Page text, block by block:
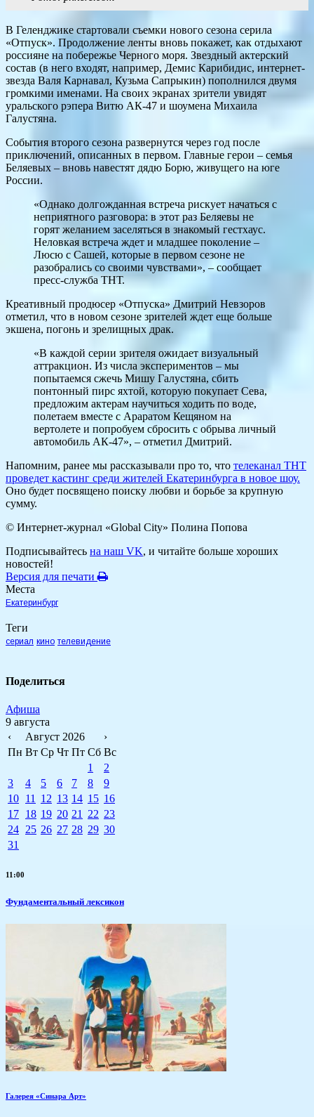
В Геленджике стартовали съемки нового сезона серила
«Отпуск». Продолжение ленты вновь покажет, как отдыхают
россияне на побережье Черного моря. Звездный актерский
состав (в него входят, например, Демис Карибидис, интернет-
звезда Валя Карнавал, Кузьма Сапрыкин) пополнился двумя
громкими именами. На своих экранах зрители увидят
уральского рэпера Витю АК-47 и шоумена Михаила
Галустяна.
События второго сезона развернутся через год после
приключений, описанных в первом. Главные герои – семья
Беляевых – вновь навестят дядю Борю, живущего на юге
России.
«Однако долгожданная встреча рискует начаться с
неприятного разговора: в этот раз Беляевы не
горят желанием заселяться в знакомый гестхаус.
Неловкая встреча ждет и младшее поколение –
Люсю с Сашей, которые в первом сезоне не
разобрались со своими чувствами», – сообщает
пресс-служба ТНТ.
Креативный продюсер «Отпуска» Дмитрий Невзоров
отметил, что в новом сезоне зрителей ждет еще больше
экшена, погонь и зрелищных драк.
«В каждой серии зрителя ожидает визуальный
аттракцион. Из числа экспериментов – мы
попытаемся сжечь Мишу Галустяна, сбить
понтонный пирс яхтой, которую покупает Сева,
предложим актерам научиться ходить по воде,
полетаем вместе с Араратом Кещяном на
вертолете и попробуем сбросить с обрыва личный
автомобиль АК-47», – отметил Дмитрий.
Напомним, ранее мы рассказывали про то, что телеканал ТНТ
проведет кастинг среди жителей Екатеринбурга в новое шоу.
Оно будет посвящено поиску любви и борьбе за крупную
сумму.
© Интернет-журнал «Global City» Полина Попова
Подписывайтесь на наш VK, и читайте больше хороших
новостей!
Версия для печати
Места
Екатеринбург
Теги
сериал кино телевидение
Поделиться
Афиша
9 августа
‹
Август 2026
›
Пн Вт Ср Чт Пт Сб Вс
1
2
3
4 5 6 7 8
9
10 11 12 13 14 15 16
17 18 19 20 21 22 23
24 25 26 27 28 29 30
31
11:00
Фундаментальный лексикон
Галерея «Синара Арт»